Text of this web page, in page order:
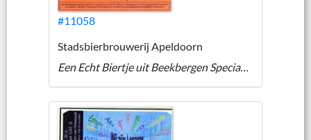
#11058
Stadsbierbrouwerij Apeldoorn
Een Echt Biertje uit Beekbergen Speciaal Bier